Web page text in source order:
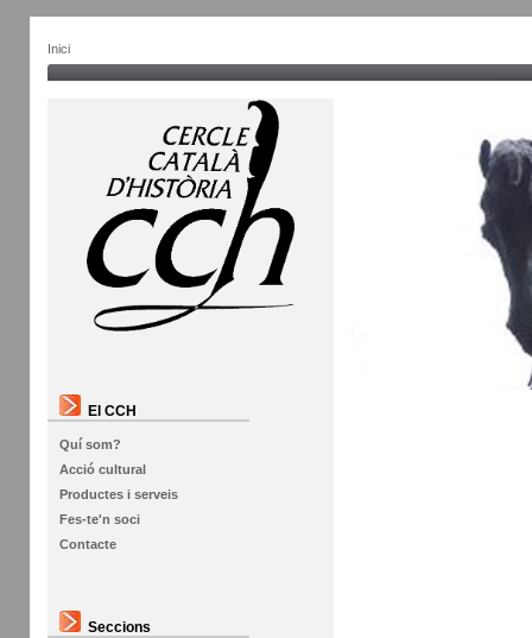
Inici
El CCH
Quí som?
Acció cultural
Productes i serveis
Fes-te'n soci
Contacte
Seccions